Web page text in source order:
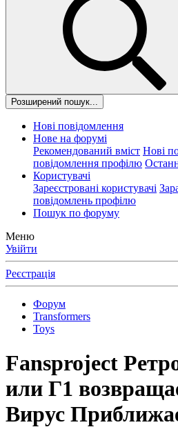
Розширений пошук...
Нові повідомлення
Нове на форумі
Рекомендований вміст Нові
повідомлення профілю
Користувачі
Зареєстровані користувачі
повідомлень профілю
Пошук по форуму
Меню
Увійти
Реєстрація
Форум
Transformers
Toys
Fansproject
или Г1
Вирус